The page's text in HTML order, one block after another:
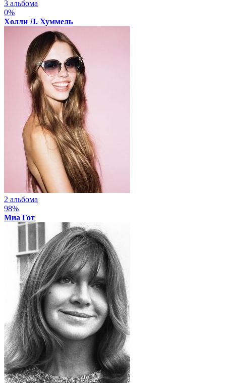
3 альбома
0%
Холли Л. Хуммель
2 альбома
98%
Миа Гот